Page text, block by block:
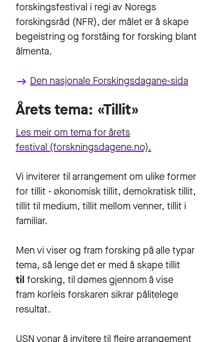
forskingsfestival i regi av Noregs
forskingsråd (NFR), der målet er å skape
begeistring og forståing for forsking blant
ålmenta.
keyboard_backspace Den nasjonale Forskingsdagane-sida
Årets tema: «Tillit»
Les meir om tema for årets
festival (forskningsdagene.no).
Vi inviterer til arrangement om ulike former
for tillit - økonomisk tillit, demokratisk tillit,
tillit til medium, tillit mellom venner, tillit i
familiar.
Men vi viser og fram forsking på alle typar
tema, så lenge det er med å skape tillit
til forsking, til dømes gjennom å vise
fram korleis forskaren sikrar pålitelege
resultat.
USN vonar å invitere til fleire arrangement